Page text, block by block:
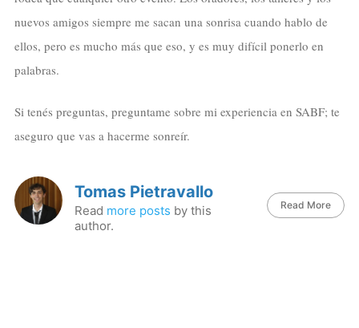
nuevos amigos siempre me sacan una sonrisa cuando hablo de
ellos, pero es mucho más que eso, y es muy difícil ponerlo en
palabras.
Si tenés preguntas, preguntame sobre mi experiencia en SABF; te
aseguro que vas a hacerme sonreír.
Tomas Pietravallo
Read more posts by this
author.
Read More